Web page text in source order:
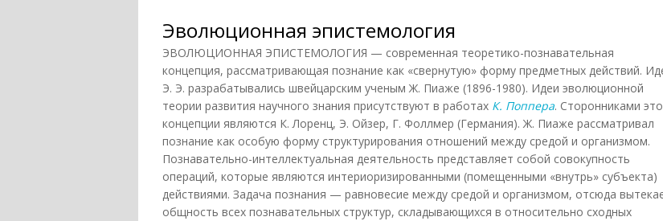
Эволюционная эпистемология
ЭВОЛЮЦИОННАЯ ЭПИСТЕМОЛОГИЯ — современная теоретико-познавательная
концепция, рассматривающая познание как «свернутую» форму предметных действий.
Э. Э. разрабатывались швейцарским ученым Ж. Пиаже (1896-1980). Идеи эволюционной
теории развития научного знания присутствуют в работах К. Поппера. Сторонниками
концепции являются К. Лоренц, Э. Ойзер, Г. Фоллмер (Германия). Ж. Пиаже рассматривал
познание как особую форму структурирования отношений между средой и организмом.
Познавательно-интеллектуальная деятельность представляет собой совокупность
операций, которые являются интериоризированными (помещенными «внутрь» субъекта)
действиями. Задача познания — равновесие между средой и организмом, отсюда
общность всех познавательных структур, складывающихся в относительно сходных